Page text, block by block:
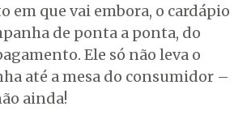
em que vai embora, o cardápio
de ponta a ponta, do
Ele só não leva o
até a mesa do consumidor –
ainda!